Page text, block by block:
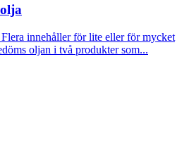
Flera innehåller för lite eller för mycket
oljan i två produkter som...